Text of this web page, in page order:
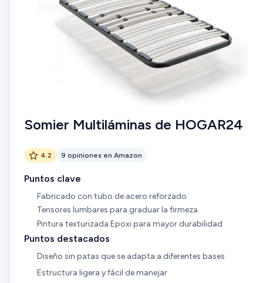
Somier Multiláminas de HOGAR24
4.2 9 opiniones en Amazon
Puntos clave
Fabricado con tubo de acero reforzado
Tensores lumbares para graduar la firmeza
Pintura texturizada Epoxi para mayor durabilidad
Puntos destacados
Diseño sin patas que se adapta a diferentes bases
Estructura ligera y fácil de manejar